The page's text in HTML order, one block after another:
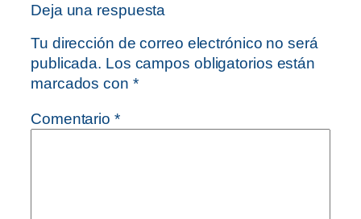
Deja una respuesta
Tu dirección de correo electrónico no será
publicada. Los campos obligatorios están
marcados con *
Comentario *